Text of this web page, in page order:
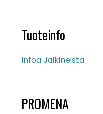
Tuoteinfo
Infoa Jalkineista
PROMENA